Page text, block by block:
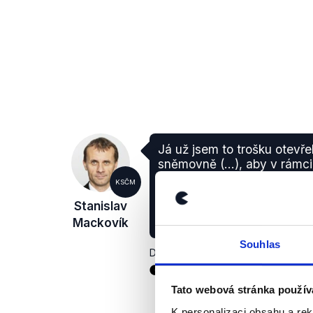
Souhlas
Tato webová stránka
KSČM
Stanislav
Mackovík
Já už jsem to trošku
sněmovně (...), aby v
krajského ředitelství
současné době
je v Teplicích.
Debata ČT ke krajským volbám